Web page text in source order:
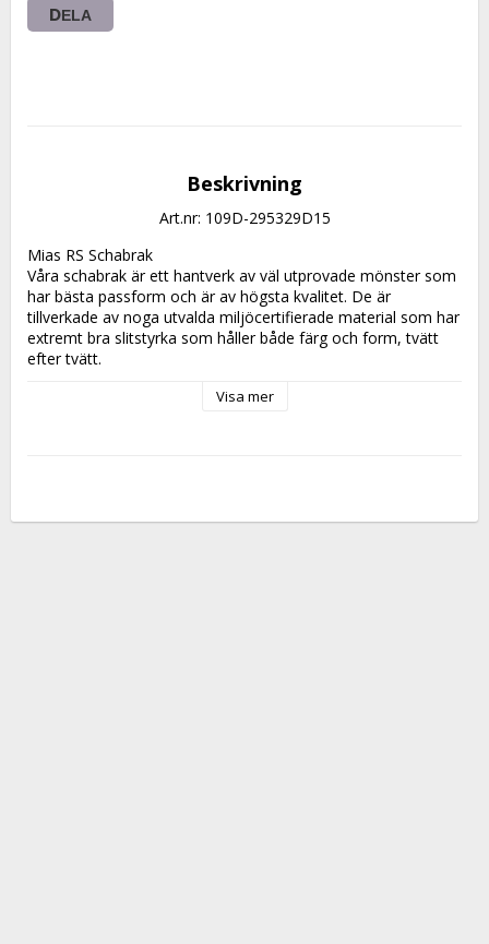
DELA
Beskrivning
Art.nr: 109D-295329D15
Mias RS Schabrak
Våra schabrak är ett hantverk av väl utprovade mönster som
har bästa passform och är av högsta kvalitet. De är
tillverkade av noga utvalda miljöcertifierade material som har
extremt bra slitstyrka som håller både färg och form, tvätt
efter tvätt.
miljöcertifierade tyger, med en stoppning däremellan på 550
Visa mer